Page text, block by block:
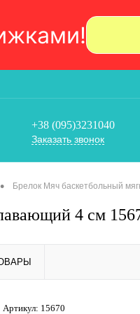
+38 (095)3231040
Заказать звонок
• Брелок Мяч баскетбольный
4 см
Артикул: 15670